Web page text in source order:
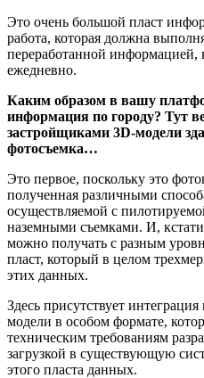
Это очень большой пласт
работа, которая должна
переработанной информацией,
ежедневно.
Каким образом в вашу
информация по городу? Тут
застройщиками 3D-модели
фотосъемка…
Это первое, поскольку это
полученная различными
осуществляемой с
наземными съемками. И,
можно получать с разным
пласт, который в целом
этих данных.
Здесь присутствует
модели в особом формате,
техническим требованиям
загрузкой в существующую
этого пласта данных.